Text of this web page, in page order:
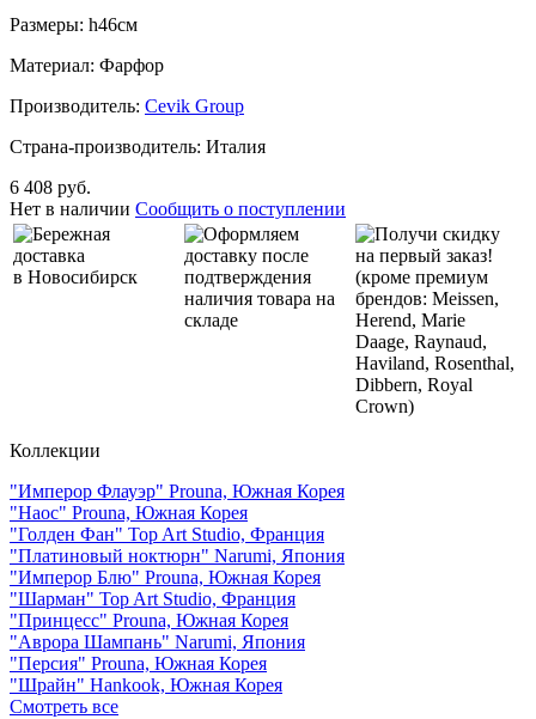
Размеры: h46см
Материал: Фарфор
Производитель: Cevik Group
Страна-производитель: Италия
6 408 руб.
Нет в наличии Сообщить о поступлении
Бережная
доставка
в Новосибирск
Оформляем
доставку после
подтверждения
наличия товара на
складе
Получи скидку
на первый заказ!
(кроме премиум
брендов: Meissen,
Herend, Marie
Daage, Raynaud,
Haviland, Rosenthal,
Dibbern, Royal
Crown)
Коллекции
"Имперор Флауэр" Prouna, Южная Корея
"Наос" Prouna, Южная Корея
"Голден Фан" Top Art Studio, Франция
"Платиновый ноктюрн" Narumi, Япония
"Имперор Блю" Prouna, Южная Корея
"Шарман" Top Art Studio, Франция
"Принцесс" Prouna, Южная Корея
"Аврора Шампань" Narumi, Япония
"Персия" Prouna, Южная Корея
"Шрайн" Hankook, Южная Корея
Смотреть все